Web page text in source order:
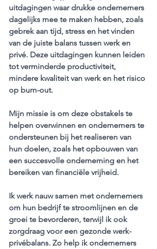
uitdagingen waar drukke ondernemers
dagelijks mee te maken hebben, zoals
gebrek aan tijd, stress en het vinden
van de juiste balans tussen werk en
privé. Deze uitdagingen kunnen leiden
tot verminderde productiviteit,
mindere kwaliteit van werk en het risico
op burn-out.
Mijn missie is om deze obstakels te
helpen overwinnen en ondernemers te
ondersteunen bij het realiseren van
hun doelen, zoals het opbouwen van
een succesvolle onderneming en het
bereiken van financiële vrijheid.
Ik werk nauw samen met ondernemers
om hun bedrijf te stroomlijnen en de
groei te bevorderen, terwijl ik ook
zorgdraag voor een gezonde werk-
privébalans. Zo help ik ondernemers